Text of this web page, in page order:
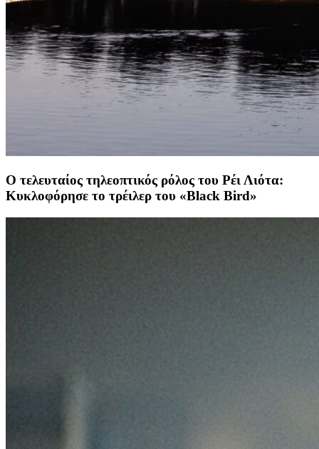
Ο τελευταίος τηλεοπτικός ρόλος του Ρέι Λιότα:
Κυκλοφόρησε το τρέιλερ του «Black Bird»